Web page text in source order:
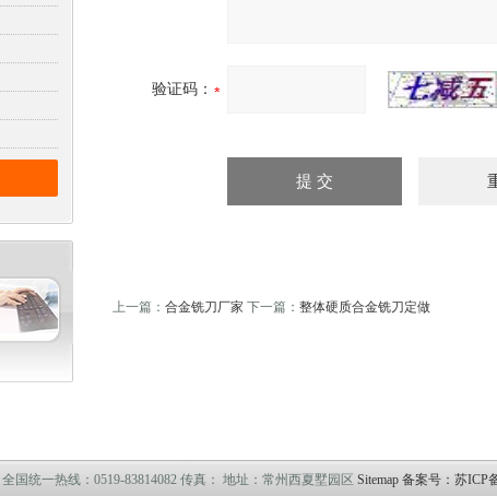
验证码：
上一篇： 合金铣刀厂家 下一篇： 整体硬质合金铣刀定做
全国统一热线：0519-83814082 传真： 地址：常州西夏墅园区 Sitemap 备案号：苏ICP